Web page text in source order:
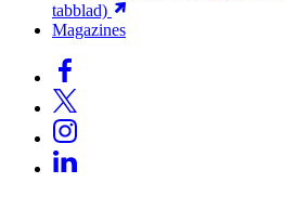
tabblad)
Magazines